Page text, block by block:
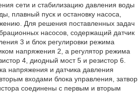
сети и стабилизацию давления воды
плавный пуск и остановку насоса,
Для решения поставленных задач
насосов, содержащий датчик
3 и блок регулировки режима
напряжения 2, а регулятор режима
4, диодный мост 5 и резистор 6.
напряжения и датчика давления
входами блока управления, затвор
соединены с первым и вторым